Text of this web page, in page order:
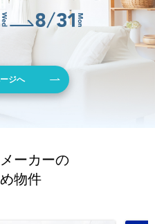
ジへ
ーカーの
物件